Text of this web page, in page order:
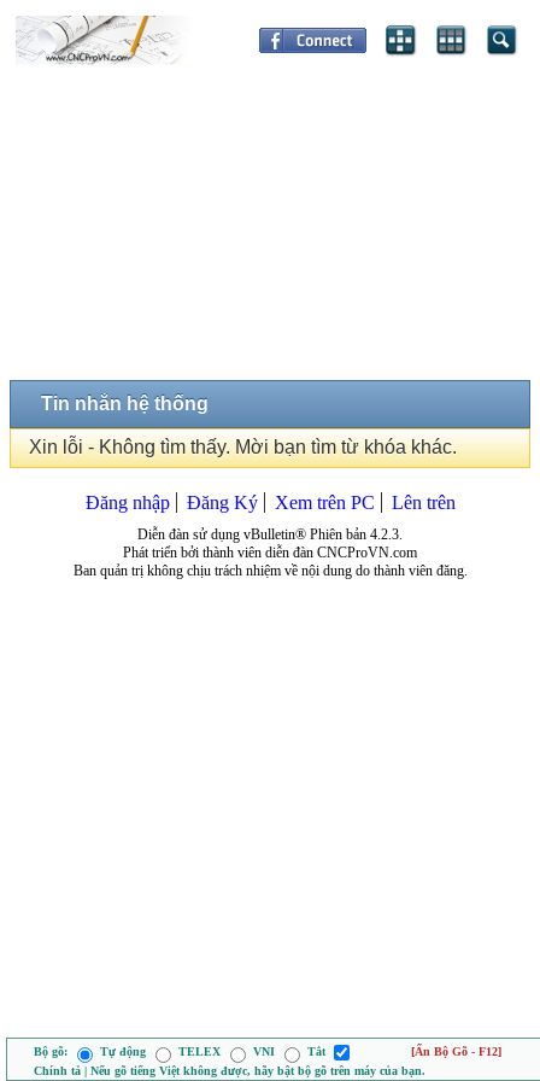
Tin nhắn hệ thống
Xin lỗi - Không tìm thấy. Mời bạn tìm từ khóa khác.
Đăng nhập Đăng Ký Xem trên PC Lên trên
Diễn đàn sử dụng vBulletin® Phiên bản 4.2.3.
Phát triển bởi thành viên diễn đàn CNCProVN.com
Ban quản trị không chịu trách nhiệm về nội dung do thành viên đăng.
Bộ gõ: Tự động TELEX VNI Tắt
[Ẩn Bộ Gõ - F12]
Chính tả | Nếu gõ tiếng Việt không được, hãy bật bộ gõ trên máy của bạn.